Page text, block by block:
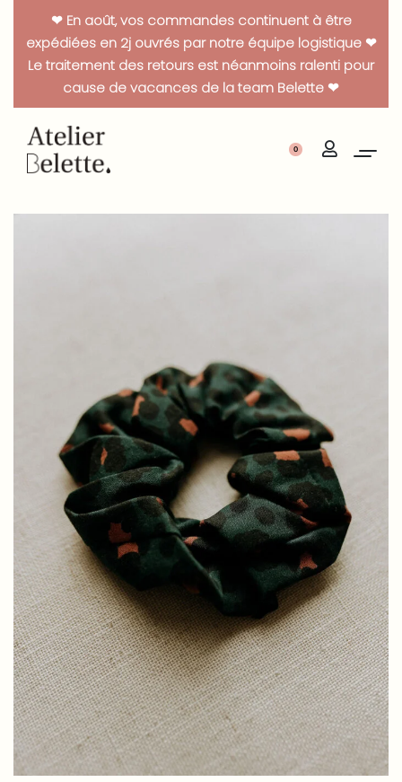
❤ En août, vos commandes continuent à être
expédiées en 2j ouvrés par notre équipe logistique ❤
Le traitement des retours est néanmoins ralenti pour
cause de vacances de la team Belette ❤
0
Panneau de gestion des cookies